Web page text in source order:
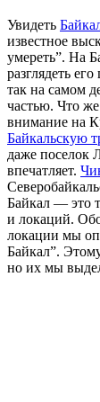
Увидеть
известное
умереть”. На
разглядеть
так на самом
частью. Что же
внимание на
Байкальскую
даже поселок
впечатляет.
Байкал — это
и локаций.
локации мы
Байкал”.
но их мы